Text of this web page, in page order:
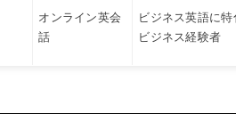
オンライン英会
話
ビジネス英語に特化
ビジネス経験者